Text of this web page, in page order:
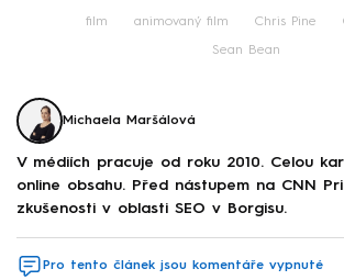
film animovaný film Chris Pine
Sean Bean
Michaela Maršálová
V médiích pracuje od roku 2010. Celou
online obsahu. Před nástupem na CNN
zkušenosti v oblasti SEO v Borgisu.
Pro tento článek jsou komentáře vypnuté